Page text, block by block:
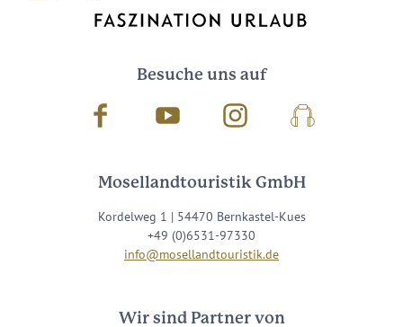
Besuche uns auf
Facebook Youtube InstagramPodcast
Mosellandtouristik GmbH
Kordelweg 1 | 54470 Bernkastel-Kues
+49 (0)6531-97330
info@mosellandtouristik.de
Wir sind Partner von